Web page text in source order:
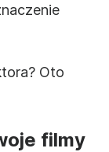
Oto
filmy